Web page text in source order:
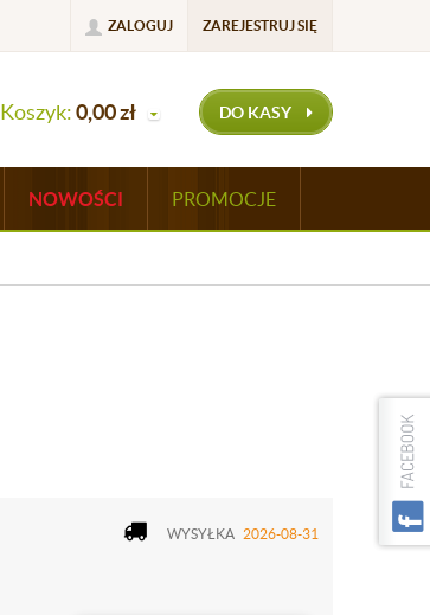
ZALOGUJ ZAREJESTRUJ SIĘ
Koszyk:0,00zł DO KASY
NOWOŚCI PROMOCJE
WYSYŁKA 2026-08-31